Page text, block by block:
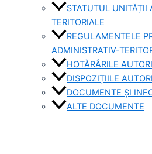
STATUTUL UNITĂȚII
TERITORIALE
REGULAMENTELE
ADMINISTRATIV-
HOTĂRÂRILE
DISPOZIȚIILE
DOCUMENTE ȘI
ALTE DOCUMENTE